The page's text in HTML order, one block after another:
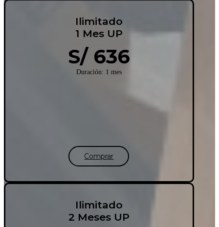
Ilimitado
1 Mes UP
S/ 636
Duración: 1 mes
Comprar
Ilimitado
2 Meses UP